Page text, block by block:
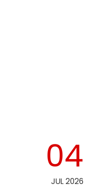
04
JUL 2026